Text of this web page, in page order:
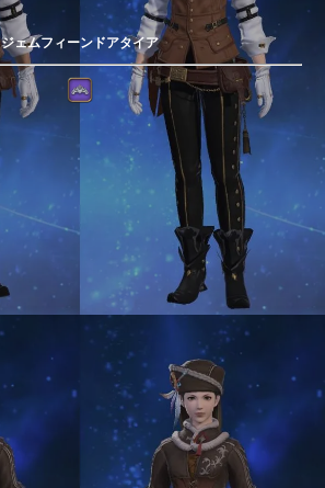
ジェムフィーンドアタイア